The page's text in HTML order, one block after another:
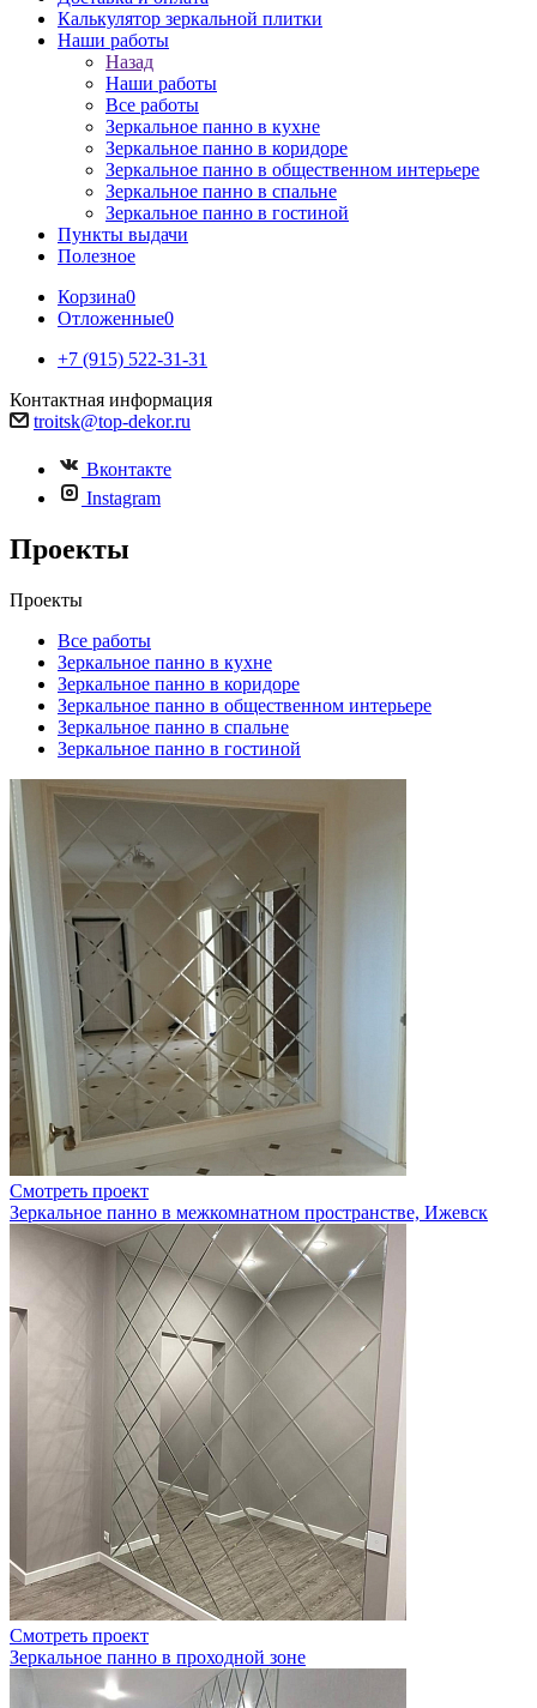
Калькулятор зеркальной плитки
Наши работы
Назад
Наши работы
Все работы
Зеркальное панно в кухне
Зеркальное панно в коридоре
Зеркальное панно в общественном интерьере
Зеркальное панно в спальне
Зеркальное панно в гостиной
Пункты выдачи
Полезное
Корзина0
Отложенные0
+7 (915) 522-31-31
Контактная информация
troitsk@top-dekor.ru
Вконтакте
Instagram
Проекты
Проекты
Все работы
Зеркальное панно в кухне
Зеркальное панно в коридоре
Зеркальное панно в общественном интерьере
Зеркальное панно в спальне
Зеркальное панно в гостиной
Смотреть проект
Зеркальное панно в межкомнатном пространстве, Ижевск
Смотреть проект
Зеркальное панно в проходной зоне